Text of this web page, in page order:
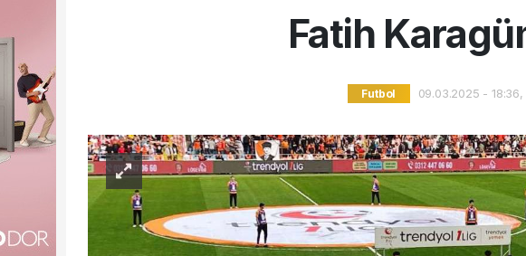
Fatih
Futbol 09.03.2025 -